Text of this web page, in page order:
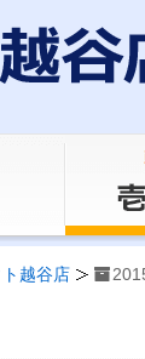
越谷店